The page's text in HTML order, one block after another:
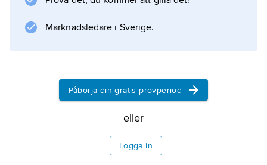
Marknadsledare i Sverige.
Påbörja din gratis provperiod
eller
Logga in